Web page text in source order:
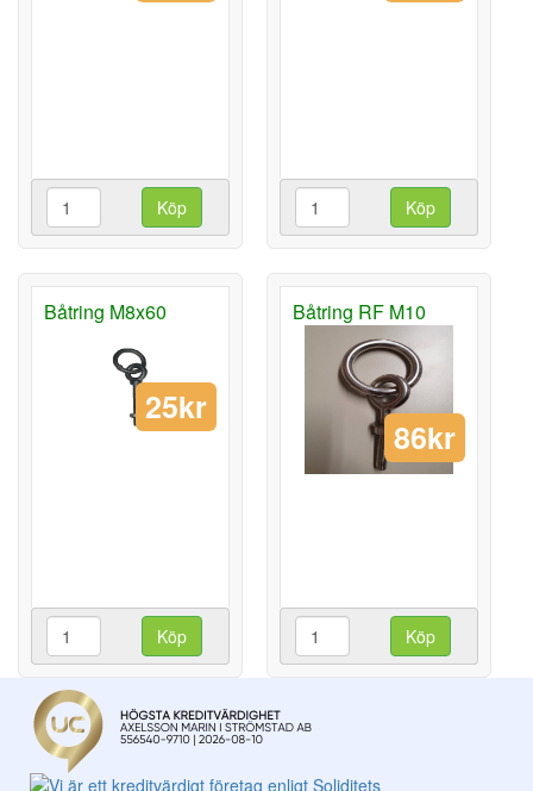
Köp Köp
Båtring M8x60
25kr
Köp
Båtring RF M10
86kr
Köp